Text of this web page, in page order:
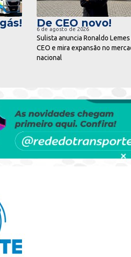
De CEO novo!
6 de agosto de 2026
Sulista anuncia Ronaldo
CEO e mira expansão no
nacional